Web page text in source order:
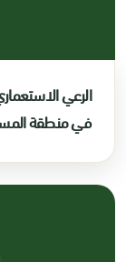
الرعي
في منطقة